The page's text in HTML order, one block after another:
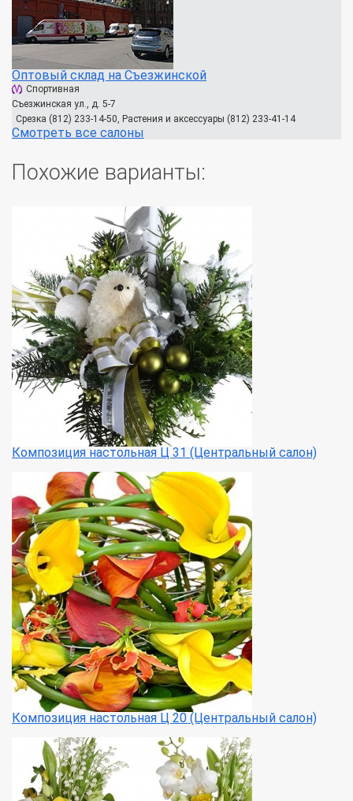
Оптовый склад на Съезжинской
Спортивная
Съезжинская ул., д. 5-7
Срезка (812) 233-14-50, Растения и аксессуары (812) 233-41-14
Смотреть все салоны
Похожие варианты:
Композиция настольная Ц 31 (Центральный салон)
Композиция настольная Ц 20 (Центральный салон)